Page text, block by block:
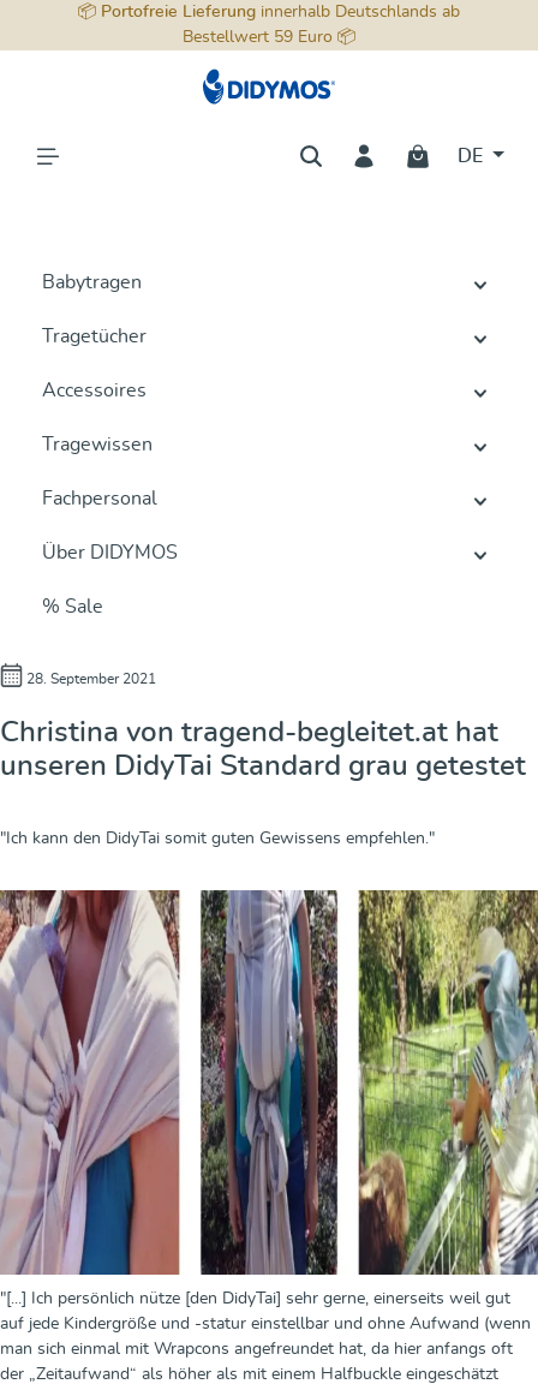
springen
📦 Portofreie Lieferung innerhalb Deutschlands ab
Bestellwert 59 Euro 📦
DE
Babytragen
Tragetücher
Accessoires
Tragewissen
Fachpersonal
Über DIDYMOS
% Sale
28. September 2021
Christina von tragend-begleitet.at hat
unseren DidyTai Standard grau getestet
"Ich kann den DidyTai somit guten Gewissens empfehlen."
"[...] Ich persönlich nütze [den DidyTai] sehr gerne, einerseits weil gut
auf jede Kindergröße und -statur einstellbar und ohne Aufwand (wenn
man sich einmal mit Wrapcons angefreundet hat, da hier anfangs oft
der „Zeitaufwand“ als höher als mit einem Halfbuckle eingeschätzt